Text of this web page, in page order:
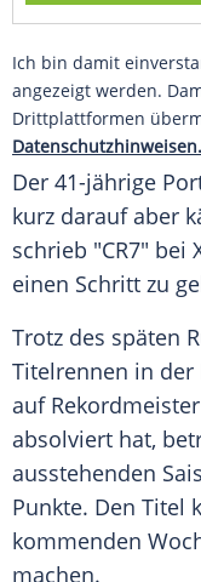
Ich bin damit
angezeigt werden.
Drittplattformen
Datenschutzhinweisen.
Der 41-jährige
kurz darauf aber
schrieb "CR7" bei
einen Schritt zu
Trotz des späten
Titelrennen in der
auf
absolviert hat,
ausstehenden
Punkte. Den Titel
kommenden
machen.